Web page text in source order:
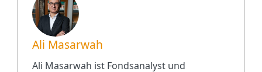
Ali Masarwah
Ali Masarwah ist Fondsanalyst und